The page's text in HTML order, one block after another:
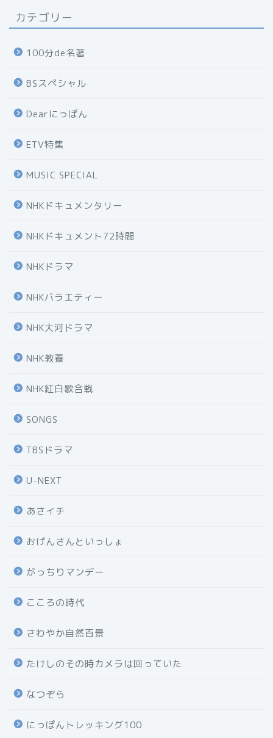
カテゴリー
100分de名著
BSスペシャル
Dearにっぽん
ETV特集
MUSIC SPECIAL
NHKドキュメンタリー
NHKドキュメント72時間
NHKドラマ
NHKバラエティー
NHK大河ドラマ
NHK教養
NHK紅白歌合戦
SONGS
TBSドラマ
U-NEXT
あさイチ
おげんさんといっしょ
がっちりマンデー
こころの時代
さわやか自然百景
たけしのその時カメラは回っていた
なつぞら
にっぽんトレッキング100